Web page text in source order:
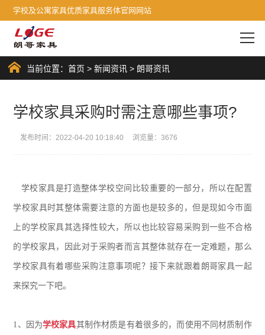
学校及公寓家具优质家具服务体官网网站
当前位置：首页 >新闻资讯 > 朗哥资讯
学校家具采购时需注意哪些事项?
发布时间：2022-04-20 10:18:40 浏览量：3676
学校家具是打造整体学校空间比较重要的一部分，所以在配置
学校家具时其整体需要注意的方面也是较多的，但是现如今市面
上的学校家具其选择性较大，所以也比较容易采购到一些不合格
的学校家具，因此对于采购者而言其整体就存在一定难题，那么
学校家具有着哪些采购注意事项呢？接下来就跟着朗哥家具一起
来探究一下吧。
1、 因为学校家具其制作材质是有着很多的，而使用不同材质制作